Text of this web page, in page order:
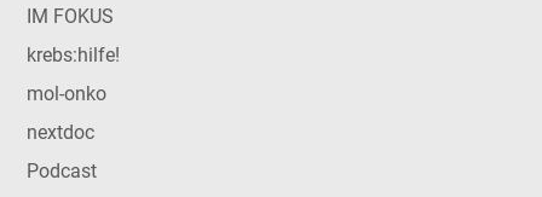
IM FOKUS
krebs:hilfe!
mol-onko
nextdoc
Podcast